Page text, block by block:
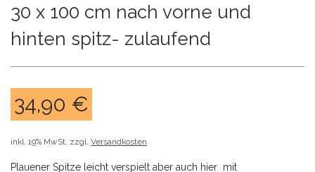
30 x 100 cm nach vorne und
hinten spitz- zulaufend
34,90 €
inkl. 19% MwSt. zzgl. Versandkosten
Plauener Spitze leicht verspielt aber auch hier mit